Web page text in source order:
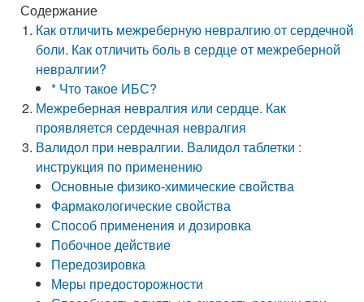
Содержание
Как отличить межреберную невралгию от сердечной
боли. Как отличить боль в сердце от межреберной
невралгии?
* Что такое ИБС?
Межреберная невралгия или сердце. Как
проявляется сердечная невралгия
Валидол при невралгии. Валидол таблетки :
инструкция по применению
Основные физико-химические свойства
Фармакологические свойства
Способ применения и дозировка
Побочное действие
Передозировка
Меры предосторожности